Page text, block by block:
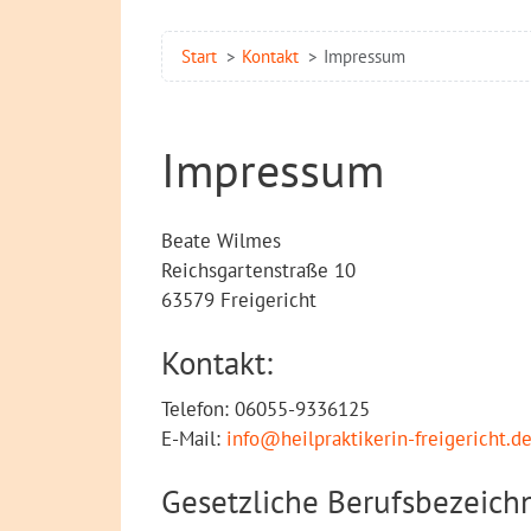
Start Kontakt Impressum
Impressum
Beate Wilmes
Reichsgartenstraße 10
63579 Freigericht
Kontakt:
Telefon: 06055-9336125
E-Mail: info@heilpraktikerin-freigericht.de
Gesetzliche